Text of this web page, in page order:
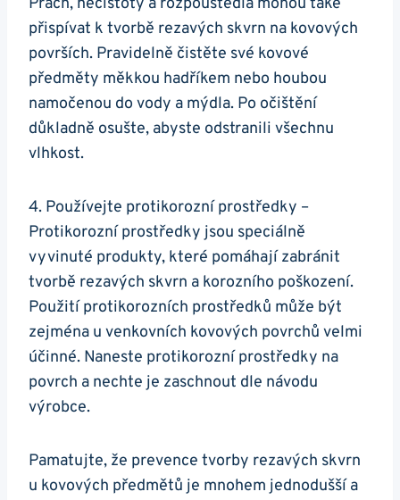
Prach, nečistoty a rozpouštědla mohou také
přispívat k tvorbě rezavých skvrn na kovových
površích. Pravidelně čistěte své kovové
předměty měkkou hadříkem nebo houbou
namočenou do vody a mýdla. Po očištění
důkladně osušte, abyste odstranili všechnu
vlhkost.
4. Používejte protikorozní prostředky –
Protikorozní prostředky jsou speciálně
vyvinuté produkty, které pomáhají zabránit
tvorbě rezavých skvrn a korozního poškození.
Použití protikorozních prostředků může být
zejména u venkovních kovových povrchů velmi
účinné. Naneste protikorozní prostředky na
povrch a nechte je zaschnout dle návodu
výrobce.
Pamatujte, že prevence tvorby rezavých skvrn
u kovových předmětů je mnohem jednodušší a